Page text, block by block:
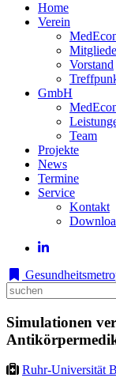
Home
Verein
Vorstand
GmbH
Team
Projekte
News
Termine
Service
Kontakt
Simulationen
Ruhr-Universität